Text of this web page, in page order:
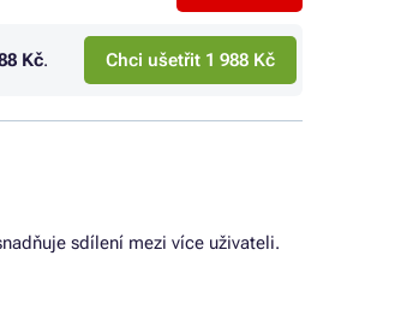
Kč. Chci ušetřit 1 988 Kč
sdílení mezi více uživateli.